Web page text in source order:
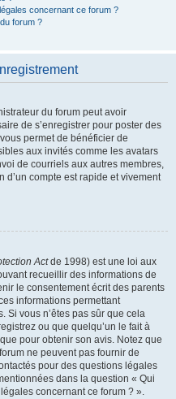
concernant ce forum ?
forum ?
du forum peut avoir
de s’enregistrer pour poster des
permet de bénéficier de
aux invités comme les avatars
de courriels aux autres membres,
d’un compte est rapide et vivement
Actde 1998) est une loi aux
recueillir des informations de
le consentement écrit des parents
informations permettant
Si vous n’êtes pas sûr que cela
ou que quelqu’un le fait à
pour obtenir son avis. Notez que
ne peuvent pas fournir de
pour des questions légales
dans la question « Qui
concernant ce forum ? ».